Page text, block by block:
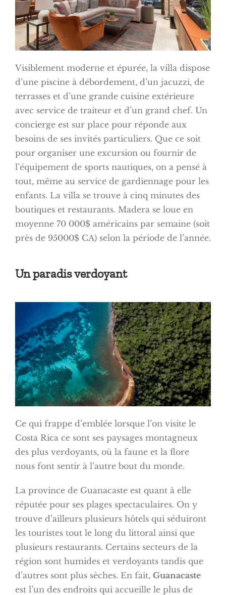
Visiblement moderne et épurée, la villa dispose
d’une piscine à débordement, d’un jacuzzi, de
terrasses et d’une grande cuisine extérieure
avec service de traiteur et d’un grand chef. Un
concierge est sur place pour réponde aux
besoins de ses invités particuliers. Que ce soit
pour organiser une excursion ou fournir de
l’équipement de sports nautiques, on a pensé à
tout, même au service de gardiennage pour les
enfants. La villa se trouve à cinq minutes des
boutiques et restaurants. Madera se loue en
moyenne 70 000$ américains par semaine (soit
près de 95000$ CA) selon la période de l’année.
Un paradis verdoyant
Ce qui frappe d’emblée lorsque l’on visite le
Costa Rica ce sont ses paysages montagneux
des plus verdoyants, où la faune et la flore
nous font sentir à l’autre bout du monde.
La province de Guanacaste est quant à elle
réputée pour ses plages spectaculaires. On y
trouve d’ailleurs plusieurs hôtels qui séduiront
les touristes tout le long du littoral ainsi que
plusieurs restaurants. Certains secteurs de la
région sont humides et verdoyants tandis que
d’autres sont plus sèches. En fait, Guanacaste
est l’un des endroits qui accueille le plus de